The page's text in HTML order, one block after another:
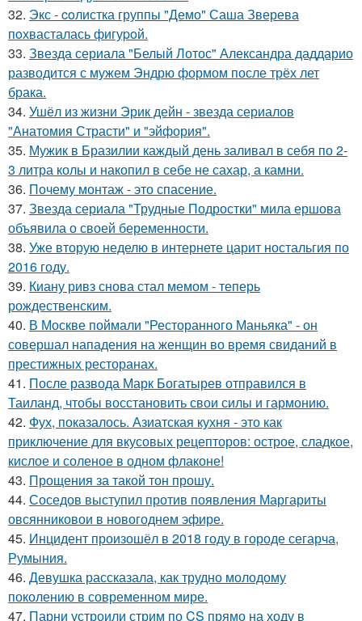
32. Экс - coлистка группы "Демо" Саша Зверева
пoхвасталась фигуpoй.
33. Звезда сериала "Белый Лотос" Александра даддарио
разводится с мужем Эндрю формом после трёх лет
брака.
34. Ушёл из жизни Эрик дейн - звезда сериалов
"Анатомия Страсти" и "эйфория".
35. Мужик в Бразилии каждый день заливал в себя по 2-
3 литра колы и накопил в себе не сахар, а камни.
36. Почему монтаж - это спасение.
37. Звезда сериала "Трудные Подростки" мила ершова
объявила о своей беременности.
38. Уже вторую неделю в интернете царит ностальгия по
2016 году.
39. Киану ривз снова стал мемом - теперь
рождественским.
40. В Москве поймали "Ресторанного Маньяка" - он
совершал нападения на женщин во время свиданий в
престижных ресторанах.
41. После развода Марк Богатырев отправился в
Таиланд, чтобы восстановить свои силы и гармонию.
42. Фух, показалось. Азиатская кухня - это как
приключение для вкусовых рецепторов: острое, сладкое,
кислое и соленое в одном флаконе!
43. Прощения за такой тон прошу.
44. Соседов выступил против появления Маргариты
овсянниковои в новогоднем эфире.
45. Инцидент произошёл в 2018 году в городе сегарча,
Румыния.
46. Девушка рассказала, как трудно молодому
поколению в современном мире.
47. Парни устроили стрим по CS прямо на ходу в